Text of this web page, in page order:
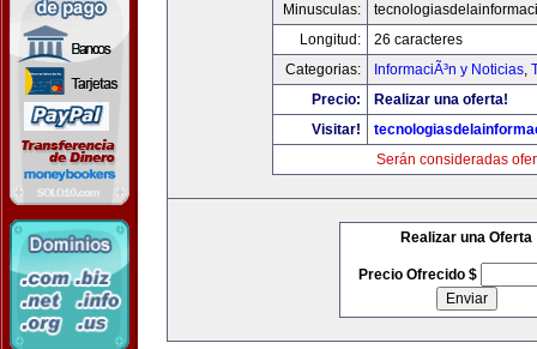
Minusculas:
Longitud:
26 caracteres
Categorias:
InformaciÃ³n y Noticias,
Precio:
Realizar una oferta!
Visitar!
Serán consideradas
Realizar una Oferta
Precio Ofrecido $